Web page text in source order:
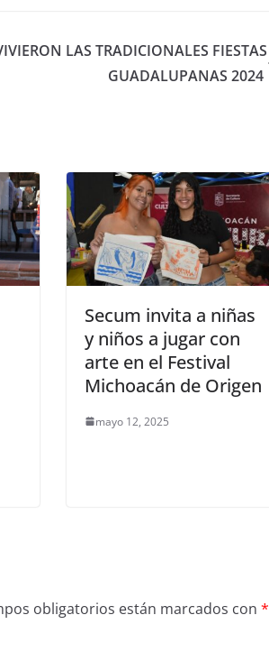
LAS TRADICIONALES FIESTAS
GUADALUPANAS 2024
Secum invita a niñas
y niños a jugar con
arte en el Festival
Michoacán de Origen
mayo 12, 2025
obligatorios están marcados con *